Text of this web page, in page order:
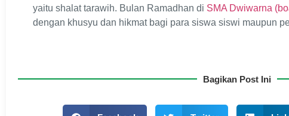
yaitu shalat tarawih. Bulan Ramadhan di SMA Dwiwarna
dengan khusyu dan hikmat bagi para siswa siswi maupun
Bagikan Post Ini